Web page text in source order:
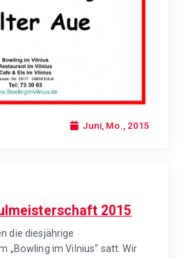
Juni, Mo., 2015
2015
die diesjährige
„Bowling im Vilnius“ satt. Wir